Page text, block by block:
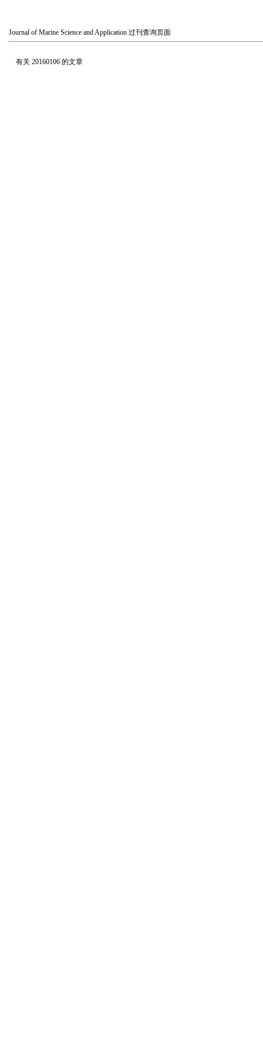
Journal of Marine Science and Application 过刊查询页面
有关 20160106 的文章